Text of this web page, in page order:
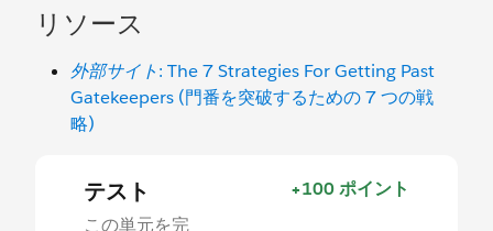
リソース
外部サイト: The 7 Strategies For Getting Past
Gatekeepers (門番を突破するための 7 つの戦
略)